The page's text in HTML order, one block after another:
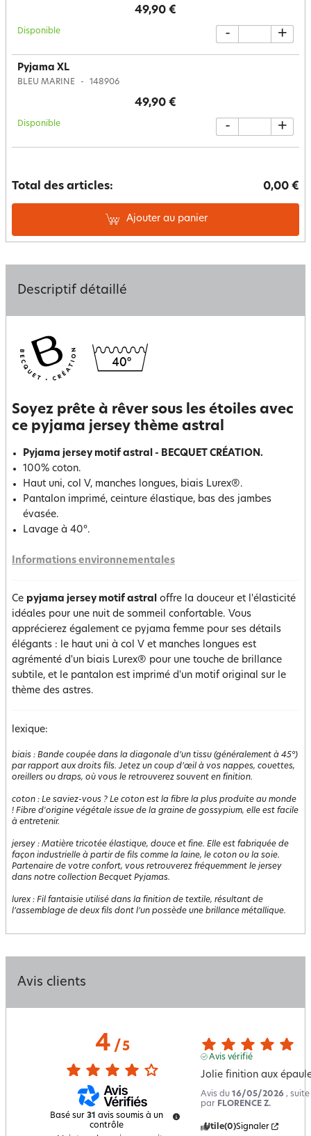
49,90 €
Disponible - +
Pyjama XL
BLEU MARINE 148906
49,90 €
Disponible - +
Total des articles: 0,00 €
Ajouter au panier
Descriptif détaillé
Soyez prête à rêver sous les étoiles avec
ce pyjama jersey thème astral
Pyjama jersey motif astral - BECQUET CRÉATION.
100% coton.
Haut uni, col V, manches longues, biais Lurex®.
Pantalon imprimé, ceinture élastique, bas des jambes
évasée.
Lavage à 40°.
Informations environnementales
Ce pyjama jersey motif astral offre la douceur et l'élasticité
idéales pour une nuit de sommeil confortable. Vous
apprécierez également ce pyjama femme pour ses détails
élégants : le haut uni à col V et manches longues est
agrémenté d'un biais Lurex® pour une touche de brillance
subtile, et le pantalon est imprimé d'un motif original sur le
thème des astres.
lexique:
biais : Bande coupée dans la diagonale d’un tissu (généralement à 45°)
par rapport aux droits fils. Jetez un coup d’œil à vos nappes, couettes,
oreillers ou draps, où vous le retrouverez souvent en finition.
coton : Le saviez-vous ? Le coton est la fibre la plus produite au monde
! Fibre d'origine végétale issue de la graine de gossypium, elle est facile
à entretenir.
jersey : Matière tricotée élastique, douce et fine. Elle est fabriquée de
façon industrielle à partir de fils comme la laine, le coton ou la soie.
Partenaire de votre confort, vous retrouverez fréquemment le jersey
dans notre collection Becquet Pyjamas.
lurex : Fil fantaisie utilisé dans la finition de textile, résultant de
l’assemblage de deux fils dont l’un possède une brillance métallique.
Avis clients
4/ 5
Basé sur 31 avis soumis à un
contrôle
Avis vérifié
Jolie finition aux
Avis du 16/05/2026 ,
par FLORENCE Z.
Utile(0)Signaler